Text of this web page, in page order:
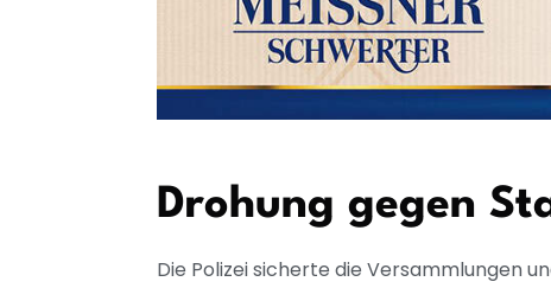
Drohung gegen
Die Polizei sicherte die Versammlungen